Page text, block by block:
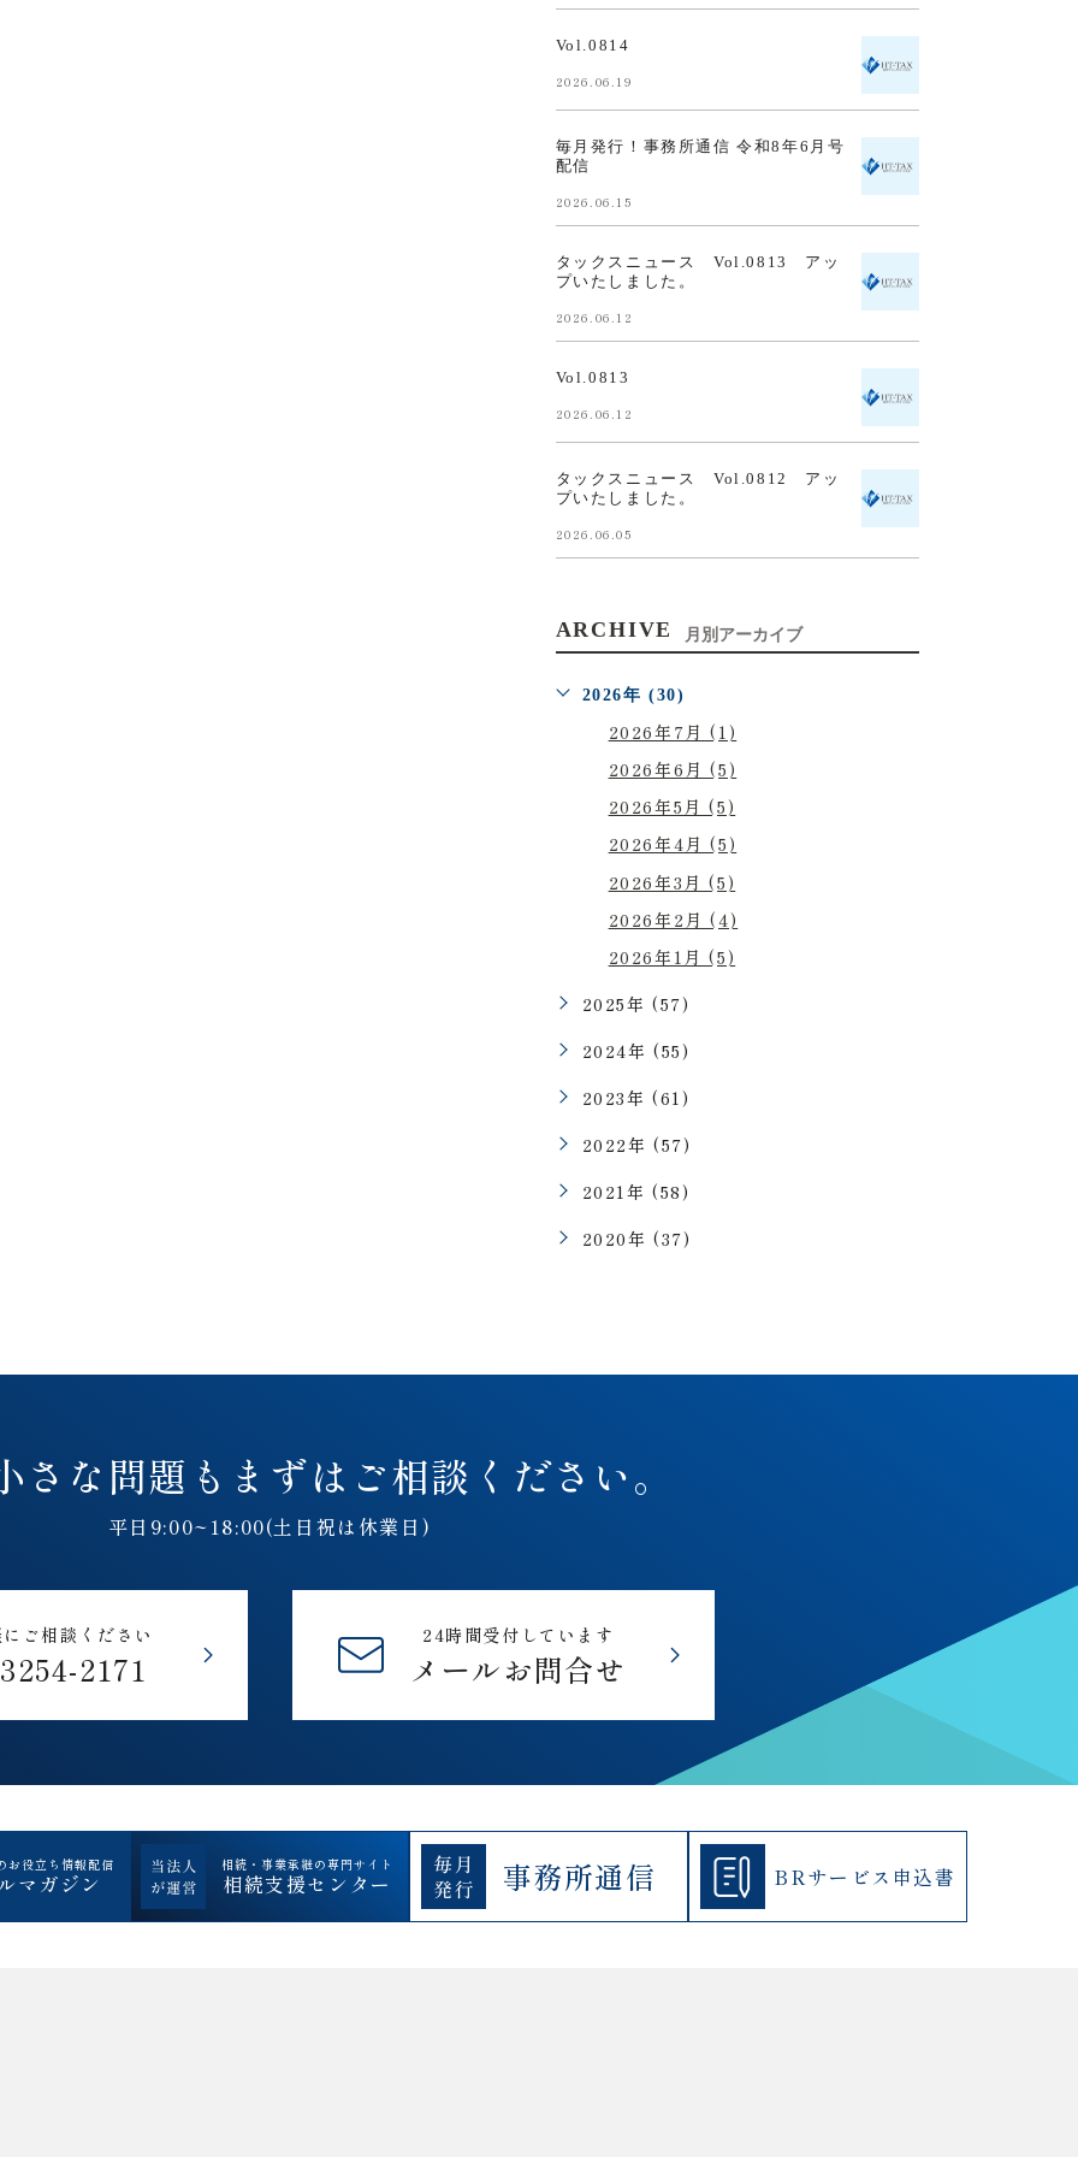
Vol.0814
2026.06.19
毎月発行！事務所通信 令和8年6月号
配信
2026.06.15
タックスニュース Vol.0813 アッ
プいたしました。
2026.06.12
Vol.0813
2026.06.12
タックスニュース Vol.0812 アッ
プいたしました。
2026.06.05
ARCHIVE 月別アーカイブ
2026年 (30)
2026年7月 (1)
2026年6月 (5)
2026年5月 (5)
2026年4月 (5)
2026年3月 (5)
2026年2月 (4)
2026年1月 (5)
2025年 (57)
2024年 (55)
2023年 (61)
2022年 (57)
2021年 (58)
2020年 (37)
さな問題も まずはご相談ください。
平日9:00~18:00(土日祝は休業日)
ご相談ください
2171
24時間受付しています
メールお問合せ
お役立ち情報配信
マガジン
相続・事業承継の専門サイト
相続支援センター 事務所通信 BRサービス 申込書